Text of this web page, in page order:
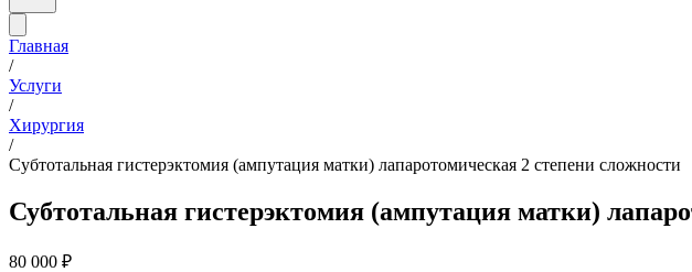
Главная
/
Услуги
/
Хирургия
/
Субтотальная гистерэктомия (ампутация матки) лапаротомическая 2 степени сложности
Субтотальная гистерэктомия (ампутация матки)
80 000 ₽